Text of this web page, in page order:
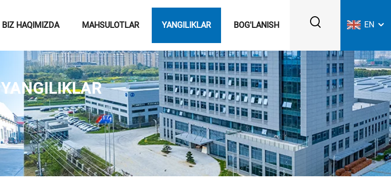
BIZ HAQIMIZDA MAHSULOTLAR YANGILIKLAR BOG'LANISH EN
YANGILIKLAR